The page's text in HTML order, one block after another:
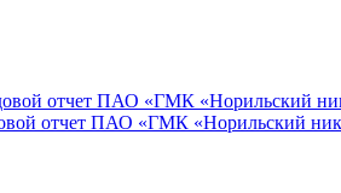
отчет ПАО «ГМК «Норильский
отчет ПАО «ГМК «Норильский